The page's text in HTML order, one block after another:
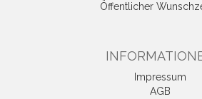
Öffentlicher
Impressum
AGB